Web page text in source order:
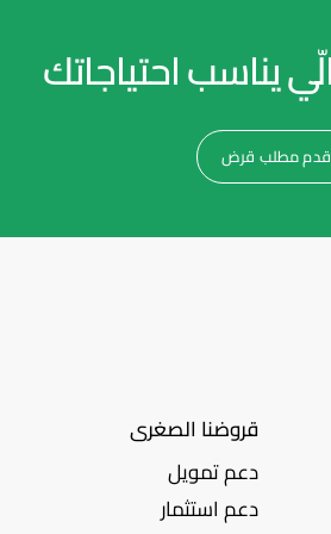
يناسب احتياجاتك
قدم مطلب قرض
قروضنا الصغرى
دعم تمويل
دعم استثمار